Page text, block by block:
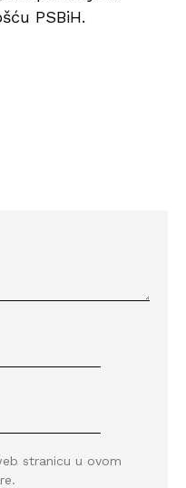
PSBiH.
stranicu u ovom